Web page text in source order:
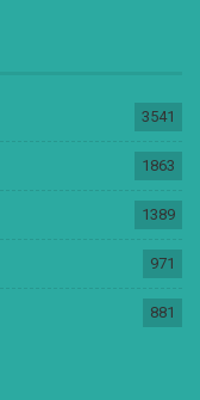
3541
1863
1389
971
881